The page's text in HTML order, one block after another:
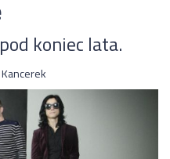
koniec lata.